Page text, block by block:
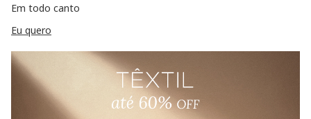
Em todo canto
Eu quero